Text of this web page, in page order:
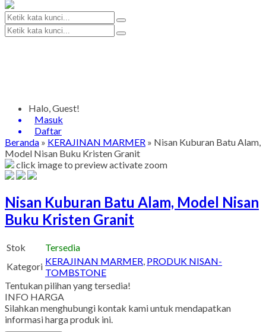
Halo, Guest!
Masuk
Daftar
Beranda » KERAJINAN MARMER » Nisan Kuburan Batu Alam,
Model Nisan Buku Kristen Granit
click image to previewactivate zoom
Nisan Kuburan Batu Alam, Model Nisan
Buku Kristen Granit
Stok
Tersedia
Kategori KERAJINAN MARMER, PRODUK NISAN-
TOMBSTONE
Tentukan pilihan yang tersedia!
INFO HARGA
Silahkan menghubungi kontak kami untuk mendapatkan
informasi harga produk ini.